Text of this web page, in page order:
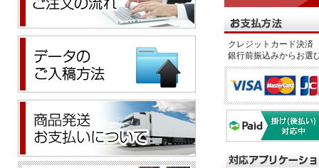
クレジットカード決
銀行前振込みからお選